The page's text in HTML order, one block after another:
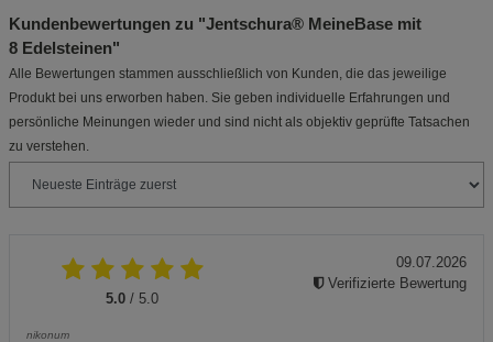
Kundenbewertungen zu "Jentschura® MeineBase mit
8 Edelsteinen"
Alle Bewertungen stammen ausschließlich von Kunden, die das jeweilige
Produkt bei uns erworben haben. Sie geben individuelle Erfahrungen und
persönliche Meinungen wieder und sind nicht als objektiv geprüfte Tatsachen
zu verstehen.
5.0 / 5.0
nikonum
09.07.2026
Verifizierte Bewertung